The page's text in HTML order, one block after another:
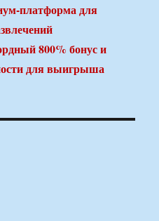
платформа для
800% бонус и
для выигрыша